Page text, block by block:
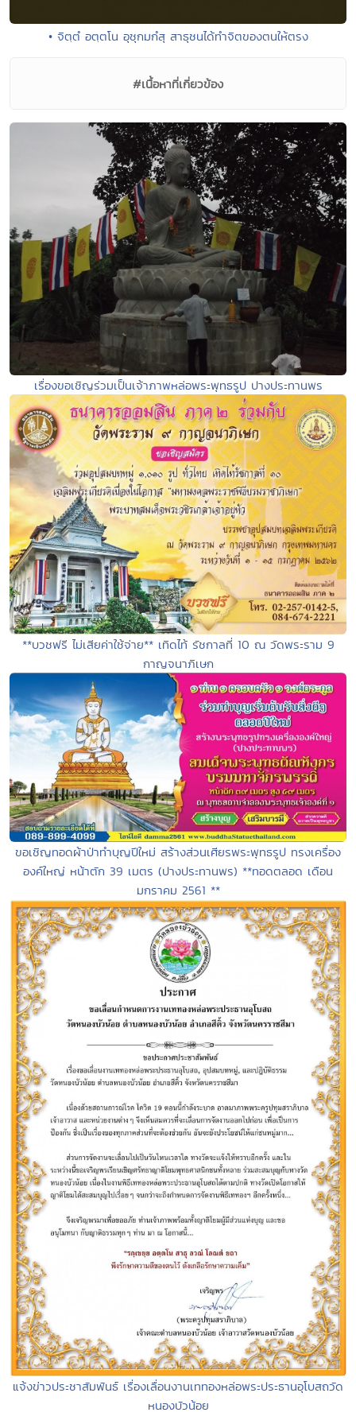
• จิตฺตํ อตฺตโน อุชุกมกํสุ สาธุชนได้ทำจิตของตนให้ตรง
#เนื้อหาที่เกี่ยวข้อง
เรื่องขอเชิญร่วมเป็นเจ้าภาพหล่อพระพุทธรูป ปางประทานพร
**บวชฟรี ไม่เสียค่าใช้จ่าย** เทิดไท้ รัชกาลที่ 10 ณ วัดพระราม 9
กาญจนาภิเษก
ขอเชิญทอดผ้าป่าทำบุญปีใหม่ สร้างส่วนเศียรพระพุทธรูป ทรงเครื่อง
องค์ใหญ่ หน้าตัก 39 เมตร (ปางประทานพร) **ทอดตลอด เดือน
มกราคม 2561 **
แจ้งข่าวประชาสัมพันธ์ เรื่องเลื่อนงานเททองหล่อพระประธานอุโบสถวัด
หนองบัวน้อย